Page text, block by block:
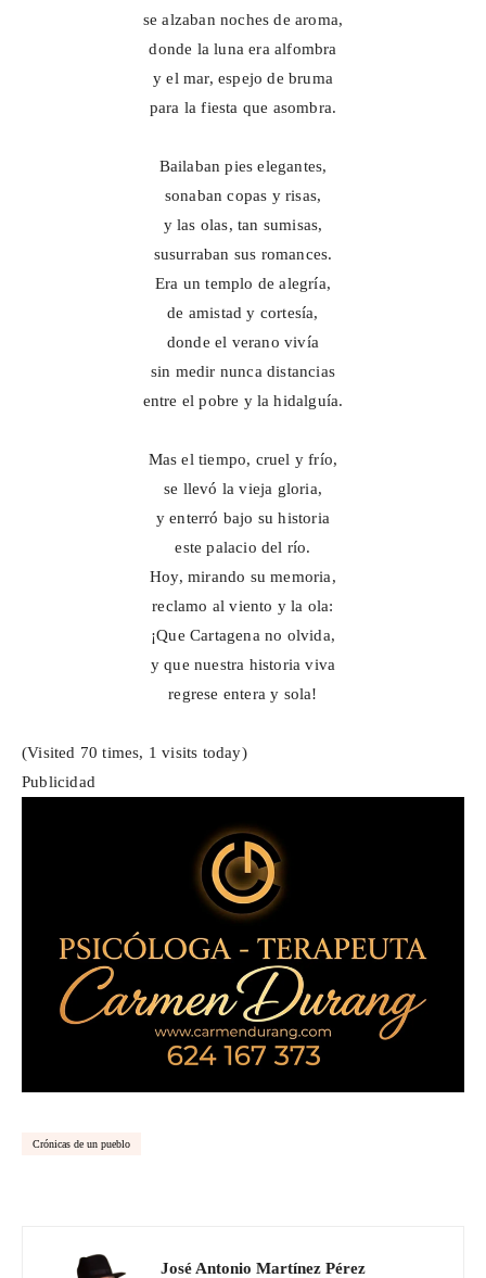
se alzaban noches de aroma,
donde la luna era alfombra
y el mar, espejo de bruma
para la fiesta que asombra.
Bailaban pies elegantes,
sonaban copas y risas,
y las olas, tan sumisas,
susurraban sus romances.
Era un templo de alegría,
de amistad y cortesía,
donde el verano vivía
sin medir nunca distancias
entre el pobre y la hidalguía.
Mas el tiempo, cruel y frío,
se llevó la vieja gloria,
y enterró bajo su historia
este palacio del río.
Hoy, mirando su memoria,
reclamo al viento y la ola:
¡Que Cartagena no olvida,
y que nuestra historia viva
regrese entera y sola!
(Visited 70 times, 1 visits today)
Publicidad
Crónicas de un pueblo
José Antonio Martínez Pérez